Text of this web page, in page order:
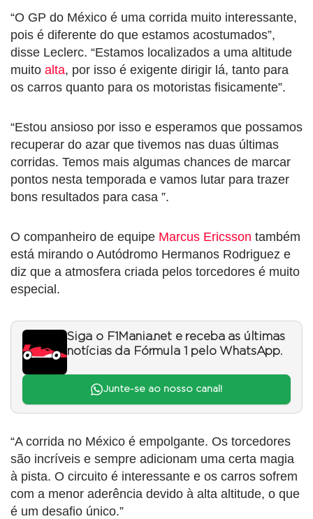
“O GP do México é uma corrida muito interessante,
pois é diferente do que estamos acostumados”,
disse Leclerc. “Estamos localizados a uma altitude
muito alta, por isso é exigente dirigir lá, tanto para
os carros quanto para os motoristas fisicamente”.
“Estou ansioso por isso e esperamos que possamos
recuperar do azar que tivemos nas duas últimas
corridas. Temos mais algumas chances de marcar
pontos nesta temporada e vamos lutar para trazer
bons resultados para casa ”.
O companheiro de equipe Marcus Ericsson também
está mirando o Autódromo Hermanos Rodriguez e
diz que a atmosfera criada pelos torcedores é muito
especial.
Siga o F1Mania.net e receba as últimas
notícias da Fórmula 1 pelo WhatsApp.
Junte-se ao nosso canal!
“A corrida no México é empolgante. Os torcedores
são incríveis e sempre adicionam uma certa magia
à pista. O circuito é interessante e os carros sofrem
com a menor aderência devido à alta altitude, o que
é um desafio único.”